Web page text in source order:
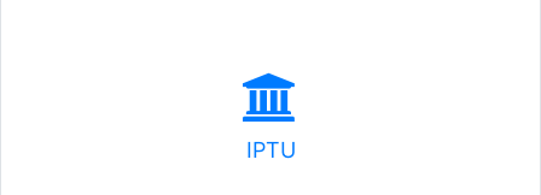
IPTU